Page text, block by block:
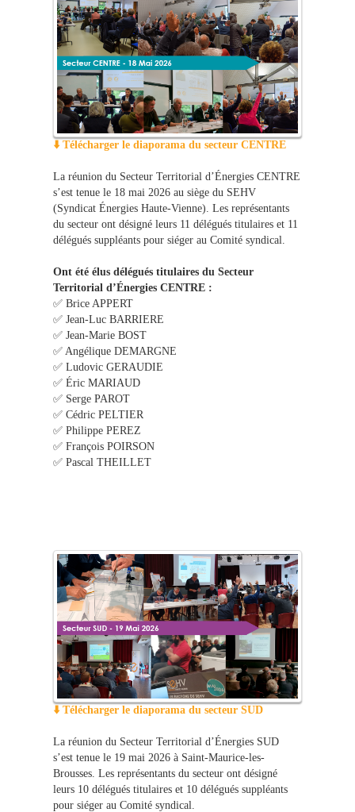
⬇️ Télécharger le diaporama du secteur CENTRE
La réunion du Secteur Territorial d’Énergies CENTRE
s’est tenue le 18 mai 2026 au siège du SEHV
(Syndicat Énergies Haute-Vienne). Les représentants
du secteur ont désigné leurs 11 délégués titulaires et 11
délégués suppléants pour siéger au Comité syndical.
Ont été élus délégués titulaires du Secteur
Territorial d’Énergies CENTRE :
✅ Brice APPERT
✅ Jean-Luc BARRIERE
✅ Jean-Marie BOST
✅ Angélique DEMARGNE
✅ Ludovic GERAUDIE
✅ Éric MARIAUD
✅ Serge PAROT
✅ Cédric PELTIER
✅ Philippe PEREZ
✅ François POIRSON
✅ Pascal THEILLET
⬇️ Télécharger le diaporama du secteur SUD
La réunion du Secteur Territorial d’Énergies SUD
s’est tenue le 19 mai 2026 à Saint-Maurice-les-
Brousses. Les représentants du secteur ont désigné
leurs 10 délégués titulaires et 10 délégués suppléants
pour siéger au Comité syndical.